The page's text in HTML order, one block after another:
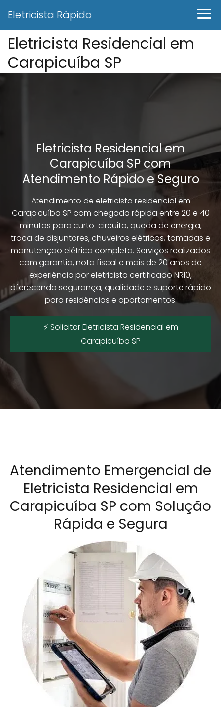
Eletricista Rápido
Eletricista Residencial em
Carapicuíba SP
Eletricista Residencial em
Carapicuíba SP com
Atendimento Rápido e Seguro
Atendimento de eletricista residencial em
Carapicuíba SP com chegada rápida entre 20 e 40
minutos para curto-circuito, queda de energia,
troca de disjuntores, chuveiros elétricos, tomadas e
manutenção elétrica completa. Serviços realizados
com garantia, nota fiscal e mais de 20 anos de
experiência por eletricista certificado NR10,
oferecendo segurança, qualidade e suporte rápido
para residências e apartamentos.
⚡ Solicitar Eletricista Residencial em
Carapicuíba SP
Atendimento Emergencial de
Eletricista Residencial em
Carapicuíba SP com Solução
Rápida e Segura